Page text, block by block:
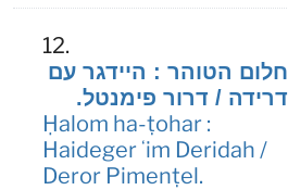
12.
חלום הטוהר : היידגר עם
דרידה / דרור פימנטל.
Ḥalom ha-ṭohar :
Haideger ʻim Deridah /
Deror Pimenṭel.